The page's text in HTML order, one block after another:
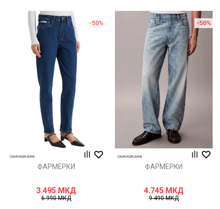
-50%
ФАРМЕРКИ
3.495 МКД
6.990МКД
-50%
ФАРМЕРКИ
4.745 МКД
9.490МКД